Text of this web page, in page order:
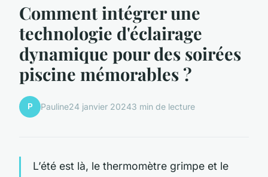
Comment intégrer une
technologie d'éclairage
dynamique pour des soirées
piscine mémorables ?
P Pauline24 janvier 20243 min de lecture
L’été est là, le thermomètre grimpe et le